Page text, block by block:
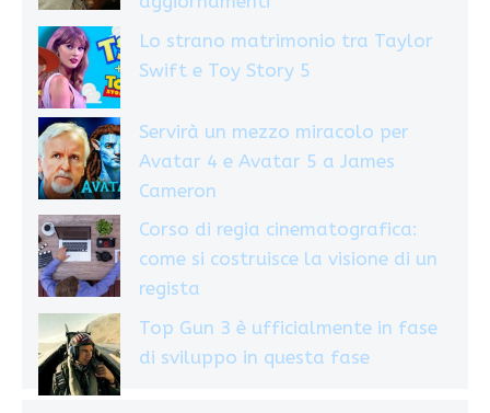
Lo strano matrimonio tra Taylor
Swift e Toy Story 5
Servirà un mezzo miracolo per
Avatar 4 e Avatar 5 a James
Cameron
Corso di regia cinematografica:
come si costruisce la visione di un
regista
Top Gun 3 è ufficialmente in fase
di sviluppo in questa fase